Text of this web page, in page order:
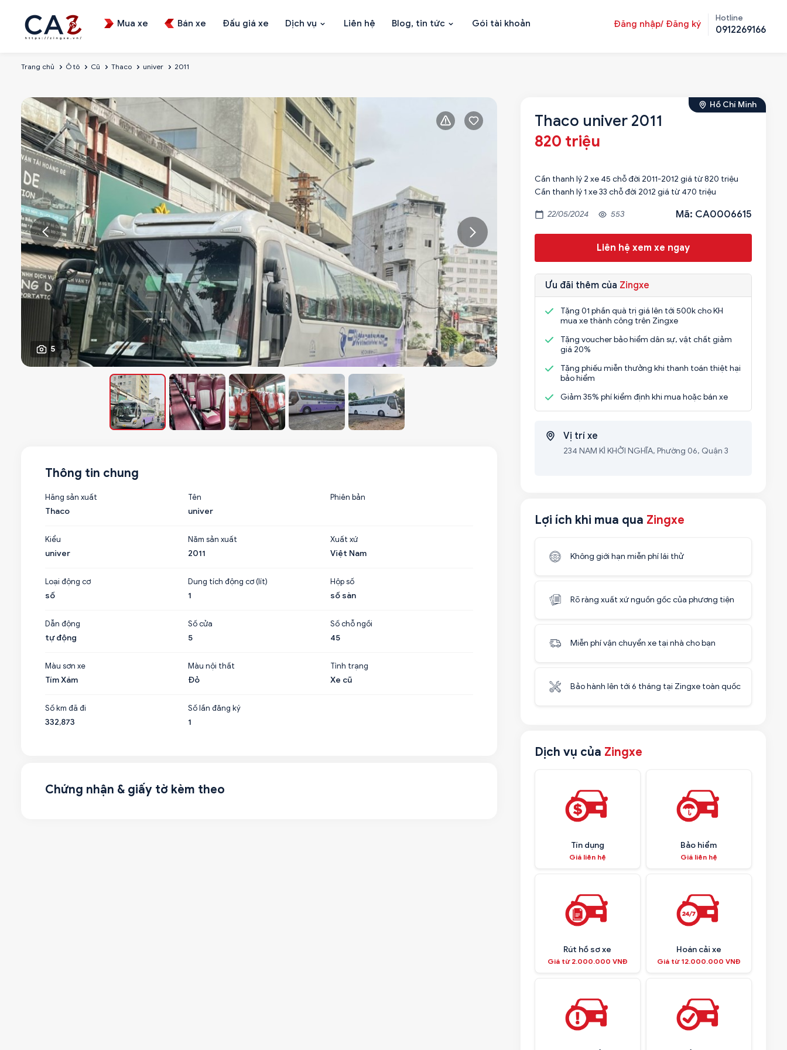
Mua xe Bán xe Đấu giá xe Dịch vụ Liên hệ Blog, tin tức Gói tài khoản Đăng nhập/ Đăng ký
Hotline
0912269166
Trang chủ Ô tô Cũ Thaco univer 2011
5
Hồ Chí Minh
Thaco univer 2011
820 triệu
Cần thanh lý 2 xe 45 chỗ đời 2011-2012 giá từ 820 triệu
Cần thanh lý 1 xe 33 chỗ đời 2012 giá từ 470 triệu
22/05/2024 553 Mã: CA0006615
Liên hệ xem xe ngay
Ưu đãi thêm của Zingxe
Tặng 01 phần quà trị giá lên tới 500k cho KH
mua xe thành công trên Zingxe
Tặng voucher bảo hiểm dân sự, vật chất giảm
giá 20%
Tặng phiếu miễn thưởng khi thanh toán thiệt hại
bảo hiểm
Giảm 35% phí kiểm định khi mua hoặc bán xe
Vị trí xe
234 NAM KÌ KHỞI NGHĨA, Phường 06, Quận 3
Lợi ích khi mua qua Zingxe
Không giới hạn miễn phí lái thử
Rõ ràng xuất xứ nguồn gốc của phương tiện
Miễn phí vận chuyển xe tại nhà cho bạn
Bảo hành lên tới 6 tháng tại Zingxe toàn quốc
Dịch vụ của Zingxe
Tín dụng
Giá liên hệ
Bảo hiểm
Giá liên hệ
Rút hồ sơ xe
Giá từ 2.000.000 VNĐ
Hoán cải xe
Giá từ 12.000.000 VNĐ
Thông tin chung
Hãng sản xuất
Thaco
Tên
univer
Phiên bản
Kiểu
univer
Năm sản xuất
2011
Xuất xứ
Việt Nam
Loại động cơ
số
Dung tích động cơ (lít)
1
Hộp số
số sàn
Dẫn động
tự động
Số cửa
5
Số chỗ ngồi
45
Màu sơn xe
Tím Xám
Màu nội thất
Đỏ
Tình trạng
Xe cũ
Số km đã đi
332,873
Số lần đăng ký
1
Chứng nhận & giấy tờ kèm theo